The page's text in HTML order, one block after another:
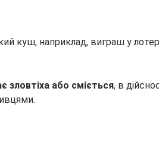
куш, наприклад, виграш у
зловтіха або сміється, в